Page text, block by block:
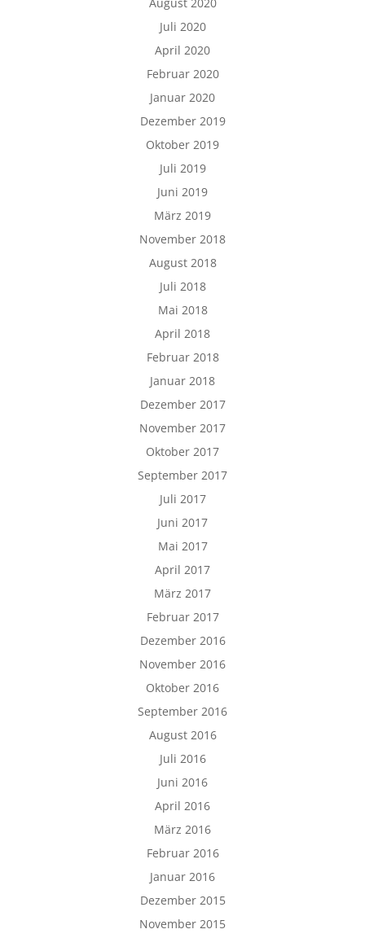
Juli 2020
April 2020
Februar 2020
Januar 2020
Dezember 2019
Oktober 2019
Juli 2019
Juni 2019
März 2019
November 2018
August 2018
Juli 2018
Mai 2018
April 2018
Februar 2018
Januar 2018
Dezember 2017
November 2017
Oktober 2017
September 2017
Juli 2017
Juni 2017
Mai 2017
April 2017
März 2017
Februar 2017
Dezember 2016
November 2016
Oktober 2016
September 2016
August 2016
Juli 2016
Juni 2016
April 2016
März 2016
Februar 2016
Januar 2016
Dezember 2015
November 2015